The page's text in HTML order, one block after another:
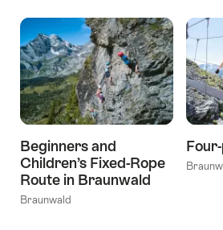
Beginners and
Children’s Fixed-Rope
Route in Braunwald
Braunwald